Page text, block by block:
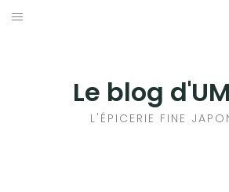
Aller
Le blog
L'ÉPICERIE FINE